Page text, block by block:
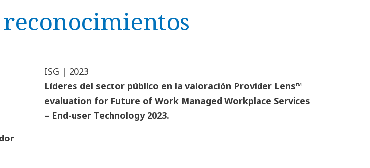
ISG | 2023
Líderes del sector público en la valoración Provider Lens™
evaluation for Future of Work Managed Workplace Services
– End-user Technology 2023.